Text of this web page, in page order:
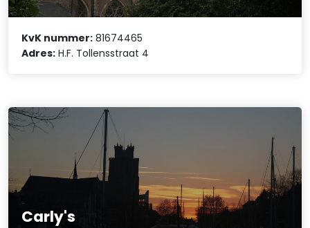
KvK nummer: 81674465
Adres: H.F. Tollensstraat 4
Carly's